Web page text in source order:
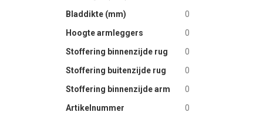
Bladdikte (mm)
0
Hoogte armleggers
0
Stoffering binnenzijde rug
0
Stoffering buitenzijde rug
0
Stoffering binnenzijde arm
0
Artikelnummer
0